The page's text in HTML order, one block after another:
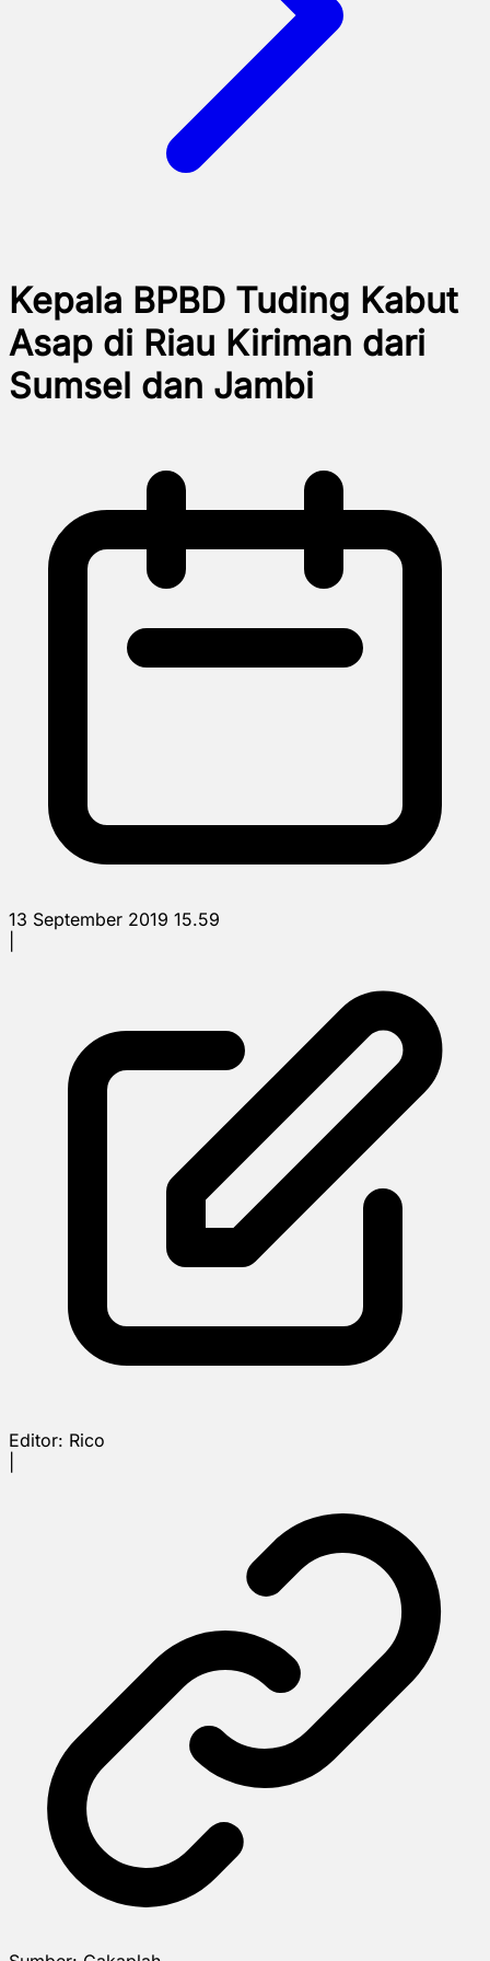
Kepala BPBD Tuding Kabut
Asap di Riau Kiriman dari
Sumsel dan Jambi
13 September 2019 15.59
Editor: Rico